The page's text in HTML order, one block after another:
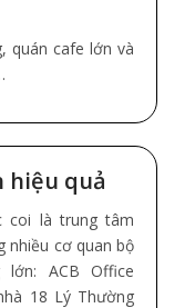
quán cafe lớn và
hiệu quả
coi là trung tâm
nhiều cơ quan bộ
ACB Office
18 Lý Thường